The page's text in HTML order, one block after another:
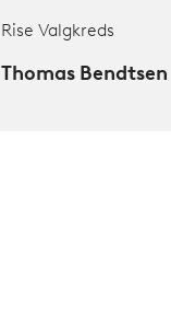
Rise Valgkreds
Thomas Bendtsen